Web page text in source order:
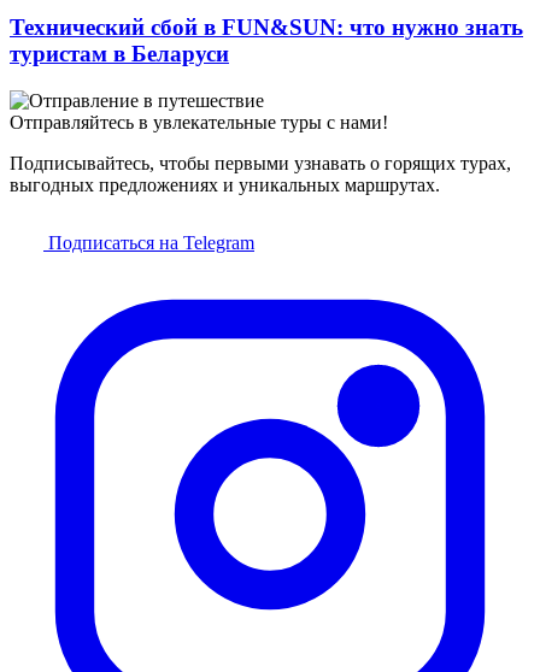
Технический сбой в FUN&SUN: что нужно знать
туристам в Беларуси
Отправляйтесь в увлекательные туры с нами!
Подписывайтесь, чтобы первыми узнавать о горящих турах,
выгодных предложениях и уникальных маршрутах.
Подписаться на Telegram